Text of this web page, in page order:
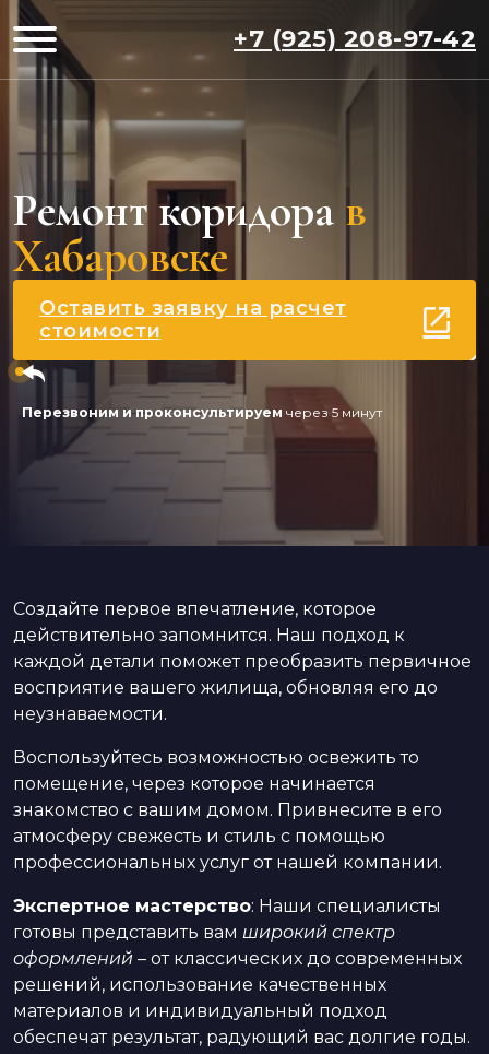
+7 (925) 208-97-42
Ремонт коридора в
Хабаровске
Оставить заявку на расчет
стоимости
Перезвоним и проконсультируем через 5 минут
Создайте первое впечатление, которое
действительно запомнится. Наш подход к
каждой детали поможет преобразить первичное
восприятие вашего жилища, обновляя его до
неузнаваемости.
Воспользуйтесь возможностью освежить то
помещение, через которое начинается
знакомство с вашим домом. Привнесите в его
атмосферу свежесть и стиль с помощью
профессиональных услуг от нашей компании.
Экспертное мастерство: Наши специалисты
готовы представить вам широкий спектр
оформлений – от классических до современных
решений, использование качественных
материалов и индивидуальный подход
обеспечат результат, радующий вас долгие годы.